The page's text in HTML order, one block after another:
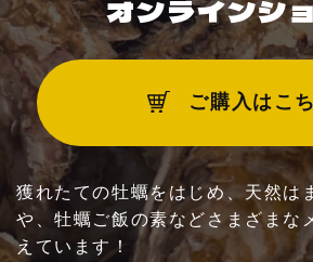
オンラインシ
ご購入はこ
獲れたての牡蠣をはじめ、天然は
や、牡蠣ご飯の素などさまざまな
えています！